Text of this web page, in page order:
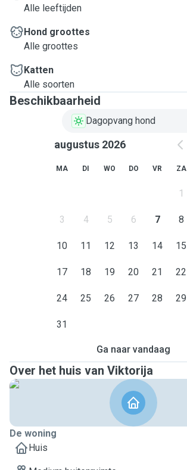
Alle leeftijden
Hond groottes
Alle groottes
Katten
Alle soorten
Beschikbaarheid
Dagopvang hond
augustus 2026
MA DI WO DO VR ZA
1
3 4 5 6 7 8
10 11 12 13 14 15
17 18 19 20 21 22
24 25 26 27 28 29
31
Ga naar vandaag
Over het huis van Viktorija
De woning
Huis